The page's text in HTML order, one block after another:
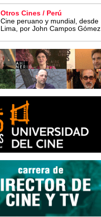
Otros Cines / Perú
Cine peruano y mundial, desde
Lima, por John Campos Gómez